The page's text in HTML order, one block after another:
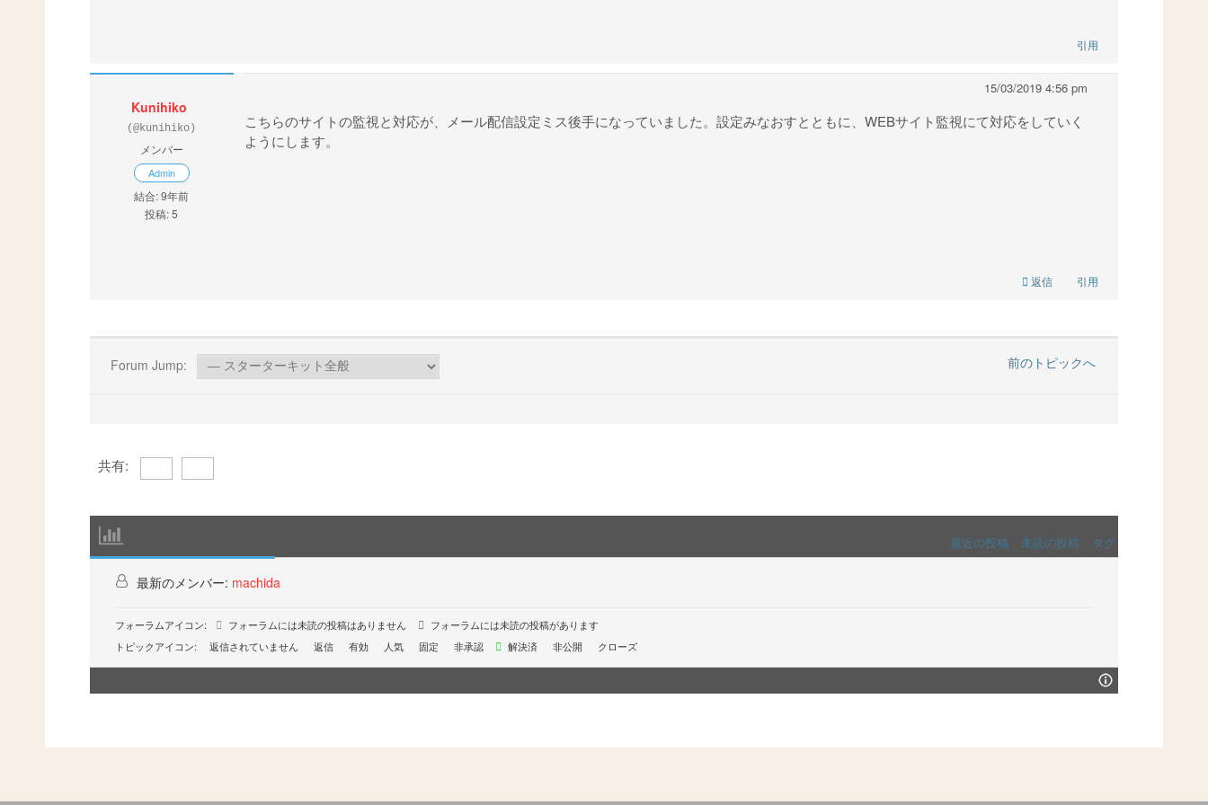
引用
Kunihiko
(@kunihiko)
メンバー
Admin
結合: 9年前
投稿: 5
15/03/2019 4:56 pm
こちらのサイトの監視と対応が、メール配信設定ミス後手になっていました。設定みなおすとともに、WEBサイト監視にて対応をしていく
ようにします。
返信 引用
Forum Jump: 前のトピックへ
共有:
最近の投稿 未読の投稿 タグ
最新のメンバー: machida
フォーラムアイコン: フォーラムには未読の投稿はありません
フォーラムには未読の投稿があります
トピックアイコン:
返信されていません 返信 有効 人気 固定 非承認 解決済 非公開 クローズ